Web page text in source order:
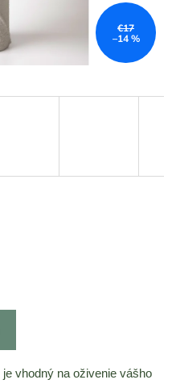
€17
–14 %
vhodný na oživenie vášho